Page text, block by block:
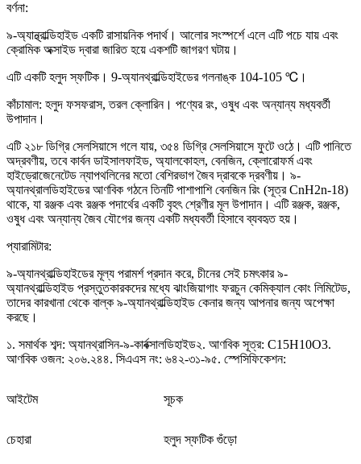
বর্ণনা:
৯-অ্যান্থ্রাল্ডিহাইড একটি রাসায়নিক পদার্থ। আলোর সংস্পর্শে এলে এটি পচে যায় এবং
ক্রোমিক অক্সাইড দ্বারা জারিত হয়ে একশটি জাগরণ ঘটায়।
এটি একটি হলুদ স্ফটিক। 9-অ্যানথ্রাল্ডিহাইডের গলনাঙ্ক 104-105 ℃।
কাঁচামাল: হলুদ ফসফরাস, তরল ক্লোরিন। পণ্যের রং, ওষুধ এবং অন্যান্য মধ্যবর্তী
উপাদান।
এটি ২১৮ ডিগ্রি সেলসিয়াসে গলে যায়, ৩৫৪ ডিগ্রি সেলসিয়াসে ফুটে ওঠে। এটি পানিতে
অদ্রবণীয়, তবে কার্বন ডাইসালফাইড, অ্যালকোহল, বেনজিন, ক্লোরোফর্ম এবং
হাইড্রোজেনেটেড ন্যাপথলিনের মতো বেশিরভাগ জৈব দ্রাবকে দ্রবণীয়। ৯-
অ্যানথ্রালডিহাইডের আণবিক গঠনে তিনটি পাশাপাশি বেনজিন রিং (সূত্র CnH2n-18)
থাকে, যা রঞ্জক এবং রঞ্জক পদার্থের একটি বৃহৎ শ্রেণীর মূল উপাদান। এটি রঞ্জক, রঞ্জক,
ওষুধ এবং অন্যান্য জৈব যৌগের জন্য একটি মধ্যবর্তী হিসাবে ব্যবহৃত হয়।
প্যারামিটার:
৯-অ্যানথ্রাল্ডিহাইডের মূল্য পরামর্শ প্রদান করে, চীনের সেই চমৎকার ৯-
অ্যানথ্রাল্ডিহাইড প্রস্তুতকারকদের মধ্যে ঝাংজিয়াগাং ফরচুন কেমিক্যাল কোং লিমিটেড,
তাদের কারখানা থেকে বাল্ক ৯-অ্যানথ্রাল্ডিহাইড কেনার জন্য আপনার জন্য অপেক্ষা
করছে।
১. সমার্থক শব্দ: অ্যানথ্রাসিন-৯-কার্বক্সালডিহাইড২. আণবিক সূত্র: C15H10O3.
আণবিক ওজন: ২০৬.২৪৪. সিএএস নং: ৬৪২-৩১-৯৫. স্পেসিফিকেশন:
আইটেম সূচক
চেহারা হলুদ স্ফটিক গুঁড়ো